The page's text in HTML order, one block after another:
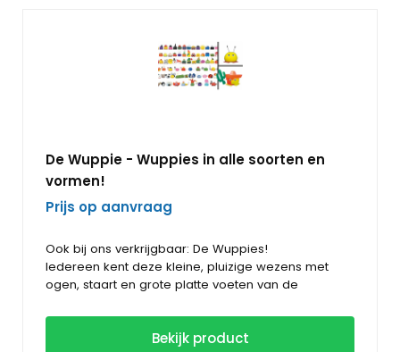
DeWuppie - Wuppies in alle soorten en
vormen!
Prijs op aanvraag
Ook bij ons verkrijgbaar: De Wuppies!
Iedereen kent deze kleine, pluizige wezens met
ogen, staart en grote platte voeten van de
De Wuppies zijn voorzien van een lint, de 'staart' die
wij kunnen bedrukken met jouw reclame! Wuppies,
Wij leveren Wuppietjes van allerlei soorten;
Dieren, o.a. olifant, muis, bij, kip, varken,
Bekijk product